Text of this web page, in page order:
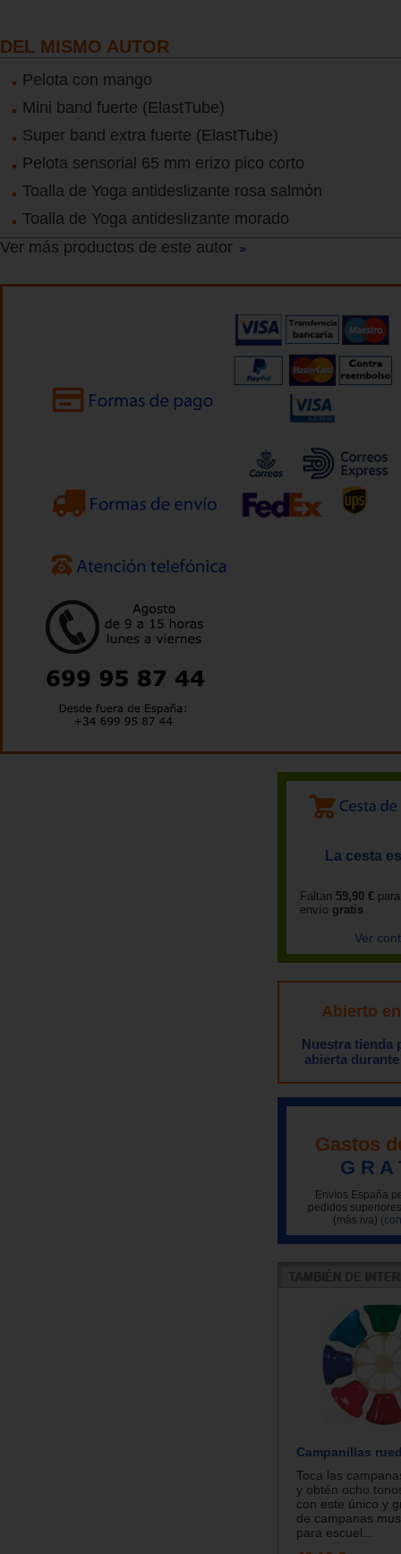
DEL MISMO AUTOR
Pelota con mango
Mini band fuerte (ElastTube)
Super band extra fuerte (ElastTube)
Pelota sensorial 65 mm erizo pico corto
Toalla de Yoga antideslizante rosa salmón
Toalla de Yoga antideslizante morado
Ver más productos de este autor
La cesta
Faltan 59,90 €
envío gratis
Ver
Abierto
Nuestra tienda
abierta
Gastos
G R A
Envíos España
pedidos
(más iva)
Campanillas
Toca las
y obtén ocho
con este único y
de campanas
para escuel...